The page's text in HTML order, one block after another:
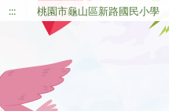
::: 桃園市龜山區新路國民小學